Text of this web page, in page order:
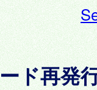
ド再発